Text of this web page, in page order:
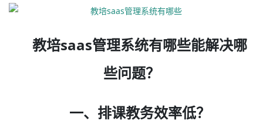
教培saas管理系统有哪些能解决哪
些问题？
一、排课教务效率低？